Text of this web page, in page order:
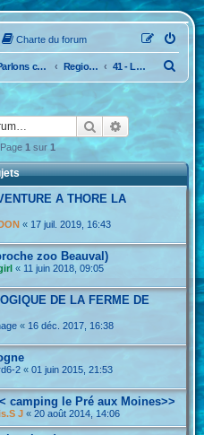
Charte du forum
Parlons camping...La France Region Nord Ouest 41 - Loir et Cher
c
r
RechercherRecherche
1 sur 1
A THORE LA
« 17 juil. 2019, 16:43
zoo Beauval)
« 11 juin 2018, 09:05
DE LA FERME DE
« 16 déc. 2017, 16:38
2 «01 juin 2015, 21:53
camping le Pré aux Moines>>
J «20 août 2014, 14:06